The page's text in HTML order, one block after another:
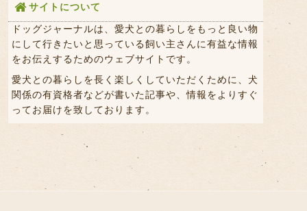
サイトについて
ドッグジャーナルは、愛犬との暮らしをもっと良い物
にして行きたいと思っている飼い主さんに有益な情報
をお伝えするためのウェブサイトです。
愛犬との暮らしを長く楽しくしていただくために、犬
関係の有資格者などが書いた記事や、情報をよりすぐ
ってお届けを致しております。